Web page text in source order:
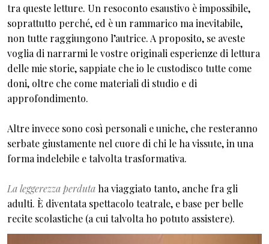
tra queste letture. Un resoconto esaustivo è impossibile,
soprattutto perché, ed è un rammarico ma inevitabile,
non tutte raggiungono l’autrice. A proposito, se aveste
voglia di narrarmi le vostre originali esperienze di lettura
delle mie storie, sappiate che io le custodisco tutte come
doni, oltre che come materiali di studio e di
approfondimento.
Altre invece sono così personali e uniche, che resteranno
serbate giustamente nel cuore di chi le ha vissute, in una
forma indelebile e talvolta trasformativa.
La leggerezza perduta ha viaggiato tanto, anche fra gli
adulti. È diventata spettacolo teatrale, e base per belle
recite scolastiche (a cui talvolta ho potuto assistere).